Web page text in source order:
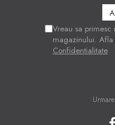
Vreau sa primesc
magazinului.
Confidentialitate